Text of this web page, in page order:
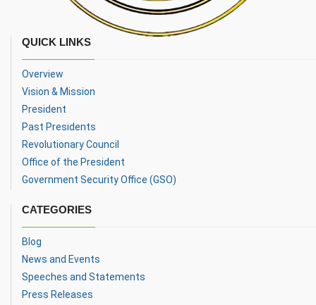
QUICK LINKS
Overview
Vision & Mission
President
Past Presidents
Revolutionary Council
Office of the President
Government Security Office (GSO)
CATEGORIES
Blog
News and Events
Speeches and Statements
Press Releases